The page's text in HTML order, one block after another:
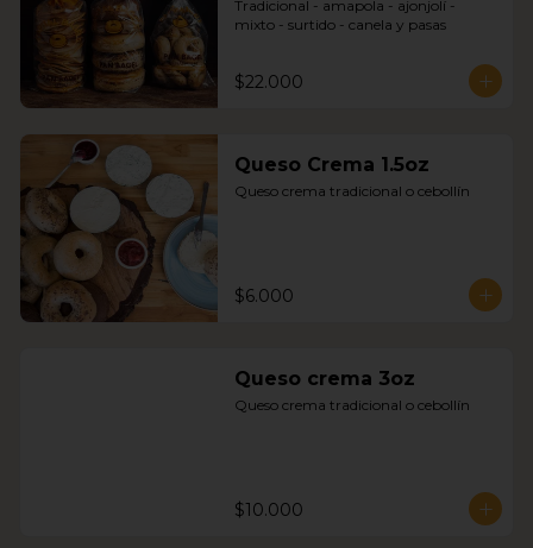
Tradicional - amapola - ajonjolí -
mixto - surtido - canela y pasas
$22.000
Queso Crema 1.5oz
Queso crema tradicional o cebollín
$6.000
Queso crema 3oz
Queso crema tradicional o cebollín
$10.000